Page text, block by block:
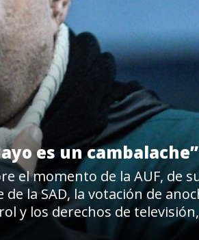
es un cambalache”
el momento de la AUF, de
la SAD, la votación de
y los derechos de